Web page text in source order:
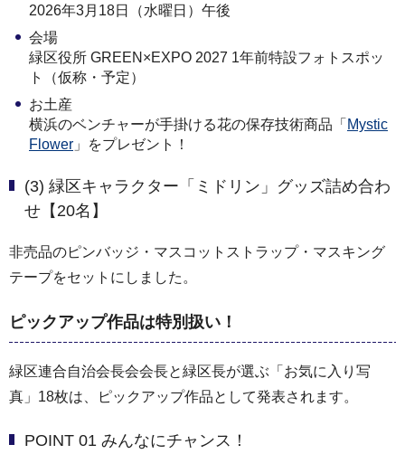
2026年3月18日（水曜日）午後
会場
緑区役所 GREEN×EXPO 2027 1年前特設フォトスポッ
ト（仮称・予定）
お土産
横浜のベンチャーが手掛ける花の保存技術商品「 Mystic
Flower 」をプレゼント！
(3) 緑区キャラクター「ミドリン」グッズ詰め合わ
せ【20名】
非売品のピンバッジ・マスコットストラップ・マスキング
テープをセットにしました。
ピックアップ作品は特別扱い！
緑区連合自治会長会会長と緑区長が選ぶ「お気に入り写
真」18枚は、ピックアップ作品として発表されます。
POINT 01 みんなにチャンス！